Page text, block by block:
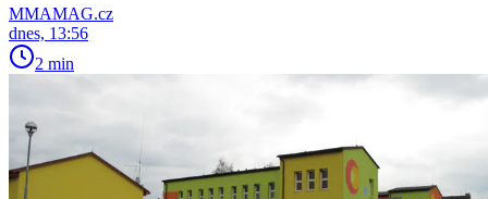
MMAMAG.cz
dnes, 13:56
2 min